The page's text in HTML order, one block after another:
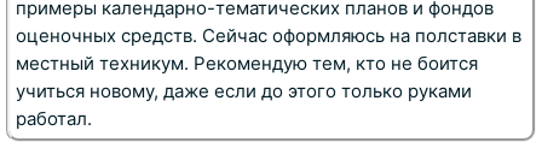
примеры календарно-тематических планов и фондов
оценочных средств. Сейчас оформляюсь на полставки в
местный техникум. Рекомендую тем, кто не боится
учиться новому, даже если до этого только руками
работал.